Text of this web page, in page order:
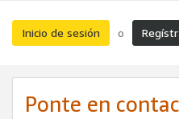
Inicio de sesión o
Ponte en